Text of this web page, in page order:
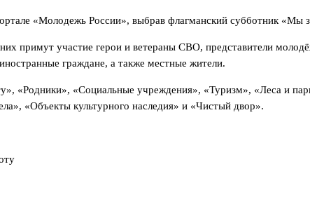
«Молодежь России», выбрав флагманский субботник «Мы
примут участие герои и ветераны СВО, представители
граждане, а также местные жители.
«Родники», «Социальные учреждения», «Туризм», «Леса и
«Объекты культурного наследия» и «Чистый двор».